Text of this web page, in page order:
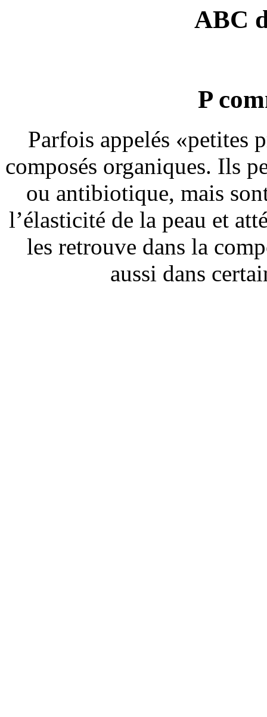
ABC
P
Parfois appelés «petites
composés organiques. Ils
ou antibiotique, mais
l’élasticité de la peau et
les retrouve dans la
aussi dans